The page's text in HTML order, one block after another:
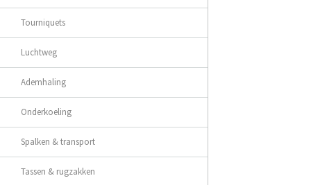
Tourniquets
Luchtweg
Ademhaling
Onderkoeling
Spalken & transport
Tassen & rugzakken